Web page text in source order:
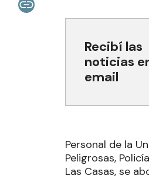
Recibí las
noticias
email
Personal de la
Peligrosas,
Las Casas, se